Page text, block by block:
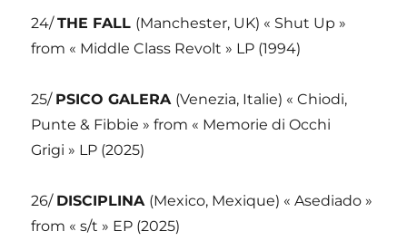
24/THE FALL (Manchester, UK) « Shut Up »
from « Middle Class Revolt » LP (1994)
25/ PSICO GALERA (Venezia, Italie) « Chiodi,
Punte & Fibbie » from « Memorie di Occhi
Grigi » LP (2025)
26/ DISCIPLINA (Mexico, Mexique) « Asediado »
from « s/t » EP (2025)